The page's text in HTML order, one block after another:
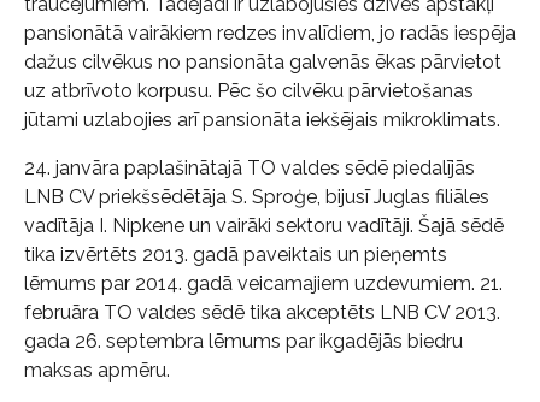
pansionātā vairākiem redzes invalīdiem, jo radās iespēja
dažus cilvēkus no pansionāta galvenās ēkas pārvietot
uz atbrīvoto korpusu. Pēc šo cilvēku pārvietošanas
jūtami uzlabojies arī pansionāta iekšējais mikroklimats.
24. janvāra paplašinātajā TO valdes sēdē piedalījās
LNB CV priekšsēdētāja S. Sproģe, bijusī Juglas filiāles
vadītāja I. Nipkene un vairāki sektoru vadītāji. Šajā sēdē
tika izvērtēts 2013. gadā paveiktais un pieņemts
lēmums par 2014. gadā veicamajiem uzdevumiem. 21.
februāra TO valdes sēdē tika akceptēts LNB CV 2013.
gada 26. septembra lēmums par ikgadējās biedru
maksas apmēru.